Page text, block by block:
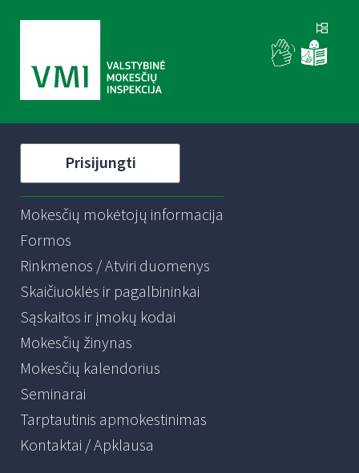
Prisijungti
Mokesčių mokėtojų informacija
Formos
Rinkmenos / Atviri duomenys
Skaičiuoklės ir pagalbininkai
Sąskaitos ir įmokų kodai
Mokesčių žinynas
Mokesčių kalendorius
Seminarai
Tarptautinis apmokestinimas
Kontaktai / Apklausa